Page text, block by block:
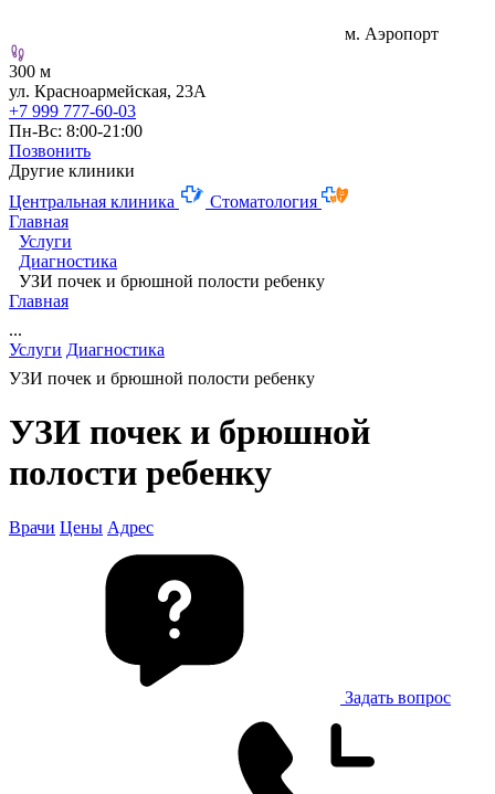
м. Аэропорт
300 м
ул. Красноармейская, 23А
+7 999 777-60-03
Пн-Вс: 8:00-21:00
Позвонить
Другие клиники
Центральная клиника
Стоматология
Главная
Услуги
Диагностика
УЗИ почек и брюшной полости ребенку
Главная
...
Услуги Диагностика
УЗИ почек и брюшной полости ребенку
УЗИ почек и брюшной
полости ребенку
Врачи Цены Адрес
Задать вопрос